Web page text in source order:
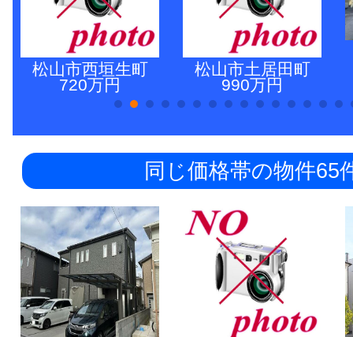
松山市西垣生町
720万円
松山市土居田町
990万円
同じ価格帯の物件65